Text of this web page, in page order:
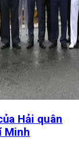
Hải quân
Minh